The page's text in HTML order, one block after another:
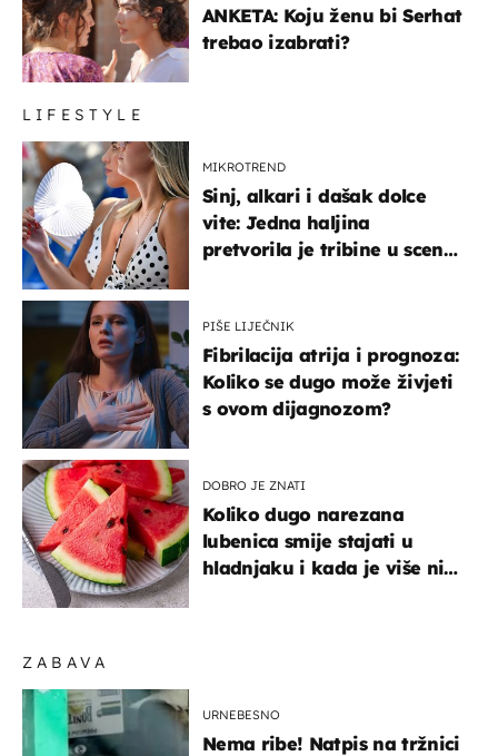
ZABAVA
URNEBESNO
Nema ribe! Natpis na tržnici
ANKETA: Koju ženu bi Serhat
trebao izabrati?
LIFESTYLE
MIKROTREND
Sinj, alkari i dašak dolce
vite: Jedna haljina
pretvorila je tribine u scenu
PIŠE LIJEČNIK
Fibrilacija atrija i prognoza:
Koliko se dugo može živjeti
s ovom dijagnozom?
DOBRO JE ZNATI
Koliko dugo narezana
lubenica smije stajati u
hladnjaku i kada je više nije